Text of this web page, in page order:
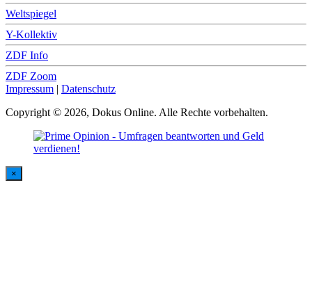
Weltspiegel
Y-Kollektiv
ZDF Info
ZDF Zoom
Impressum | Datenschutz
Copyright © 2026, Dokus Online. Alle Rechte vorbehalten.
×